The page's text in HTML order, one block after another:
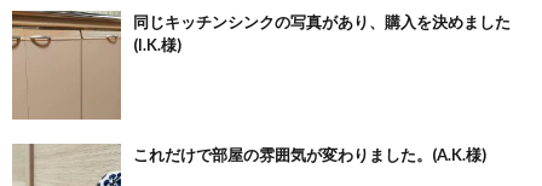
同じキッチンシンクの写真があり、購入を決めました
(I.K.様)
これだけで部屋の雰囲気が変わりました。(A.K.様)